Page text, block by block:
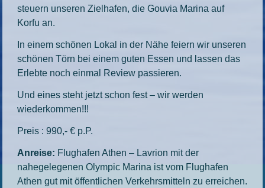
steuern unseren Zielhafen, die Gouvia Marina auf
Korfu an.
In einem schönen Lokal in der Nähe feiern wir unseren
schönen Törn bei einem guten Essen und lassen das
Erlebte noch einmal Review passieren.
Und eines steht jetzt schon fest – wir werden
wiederkommen!!!
Preis : 990,- € p.P.
Anreise: Flughafen Athen – Lavrion mit der
nahegelegenen Olympic Marina ist vom Flughafen
Athen gut mit öffentlichen Verkehrsmitteln zu erreichen.